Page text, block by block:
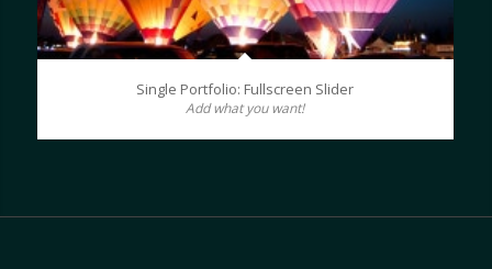
Single Portfolio: Fullscreen Slider
Add what you want!